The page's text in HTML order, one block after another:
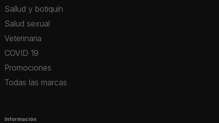
Sallud y botiquín
Salud sexual
Veterinaria
COVID 19
Promociones
Todas las marcas
Información